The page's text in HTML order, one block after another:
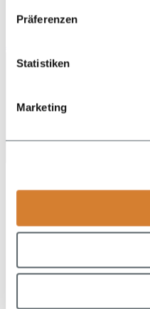
Präferenzen
Statistiken
Marketing